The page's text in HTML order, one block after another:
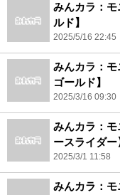
みんカラ：
ルド】
2025/5/16 22:45
みんカラ：
ゴールド】
2025/3/16 09:30
みんカラ：
ースライダー
2025/3/1 11:58
みんカラ：